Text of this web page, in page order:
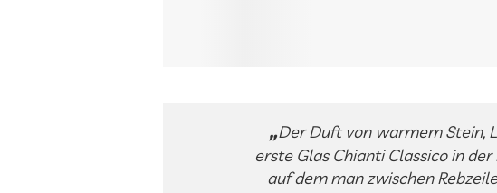
Der Duft von warmem Stein,
erste Glas Chianti Classico in
auf dem man zwischen